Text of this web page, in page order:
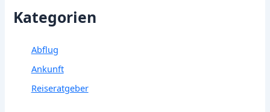
Kategorien
Abflug
Ankunft
Reiseratgeber